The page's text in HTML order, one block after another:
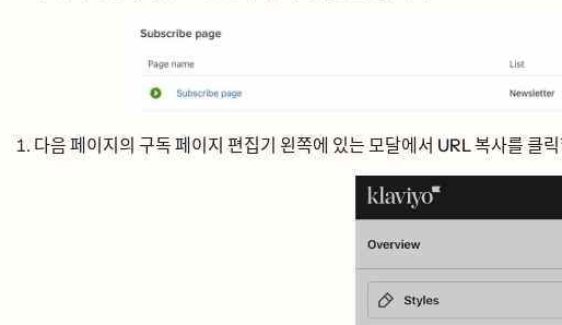
다음 페이지의 구독 페이지 편집기 왼쪽에 있는 모달에서 URL 복사를